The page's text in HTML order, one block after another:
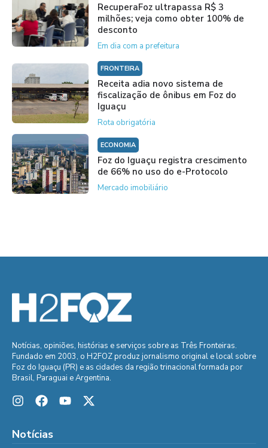
RecuperaFoz ultrapassa R$ 3
milhões; veja como obter 100% de
desconto
Em dia com a prefeitura
FRONTEIRA
Receita adia novo sistema de
fiscalização de ônibus em Foz do
Iguaçu
Rota obrigatória
ECONOMIA
Foz do Iguaçu registra crescimento
de 66% no uso do e-Protocolo
Mercado imobiliário
Notícias, opiniões, histórias e serviços sobre as Três Fronteiras.
Fundado em 2003, o H2FOZ produz jornalismo original e local sobre
Foz do Iguaçu (PR) e as cidades da região trinacional formada por
Brasil, Paraguai e Argentina.
Notícias